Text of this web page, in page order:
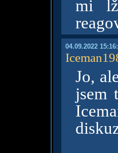
mi
04.09.2022
Jo,
jsem